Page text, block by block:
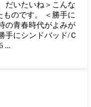
だいたいね＞こんな
ものです。 ＜勝手に
の青春時代がよみが
手にシンドバッド/Ｃ
...